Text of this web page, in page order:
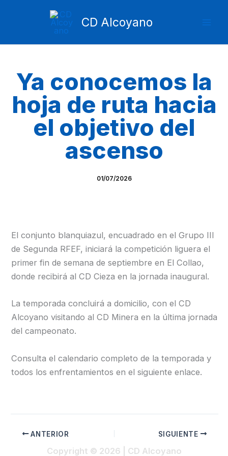
CD Alcoyano
Ya conocemos la
hoja de ruta hacia
el objetivo del
ascenso
01/07/2026
El conjunto blanquiazul, encuadrado en el Grupo III
de Segunda RFEF, iniciará la competición liguera el
primer fin de semana de septiembre en El Collao,
donde recibirá al CD Cieza en la jornada inaugural.
La temporada concluirá a domicilio, con el CD
Alcoyano visitando al CD Minera en la última jornada
del campeonato.
Consulta el calendario completo de la temporada y
todos los enfrentamientos en el siguiente enlace.
ANTERIOR SIGUIENTE
Copyright © 2026 | CD Alcoyano